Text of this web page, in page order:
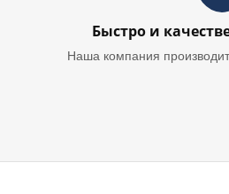
Быстро и
Наша компания